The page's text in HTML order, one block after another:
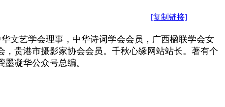
[复制链接]
文艺学会理事，中华诗词学会会员，广西楹联学会女
贵港市摄影家协会会员。千秋心缘网站站长。著有个
凝华公众号总编。